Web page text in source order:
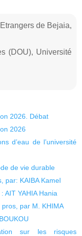
de Bejaia,
(DOU), Université
2026. Débat
2026
d’eau de l’université
de vie durable
par: KAIBA Kamel
AIT YAHIA Hania
par M. KHIMA
sur les risques